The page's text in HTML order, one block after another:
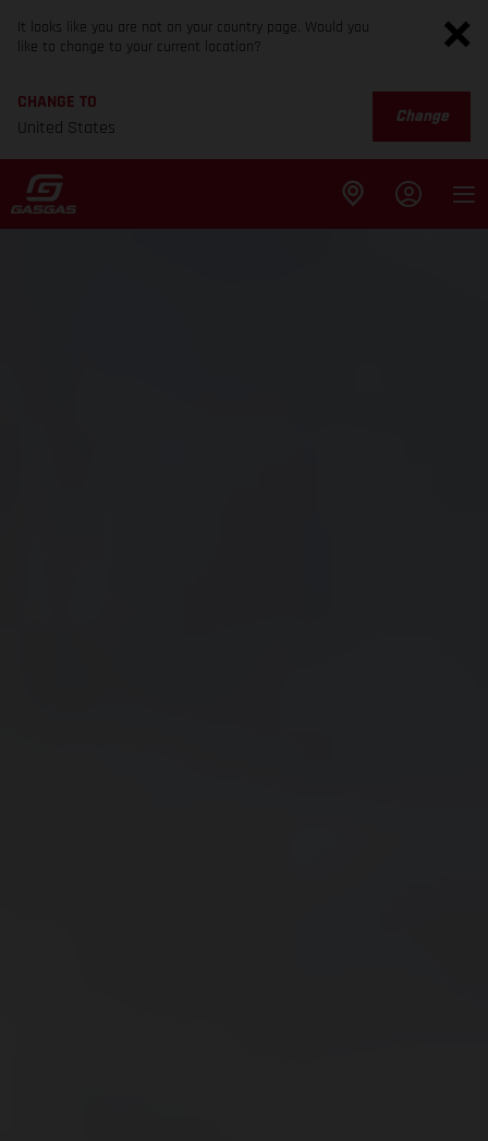
It looks like you are not on your country page. Would you
like to change to your current location?
CHANGE TO
United States
Change